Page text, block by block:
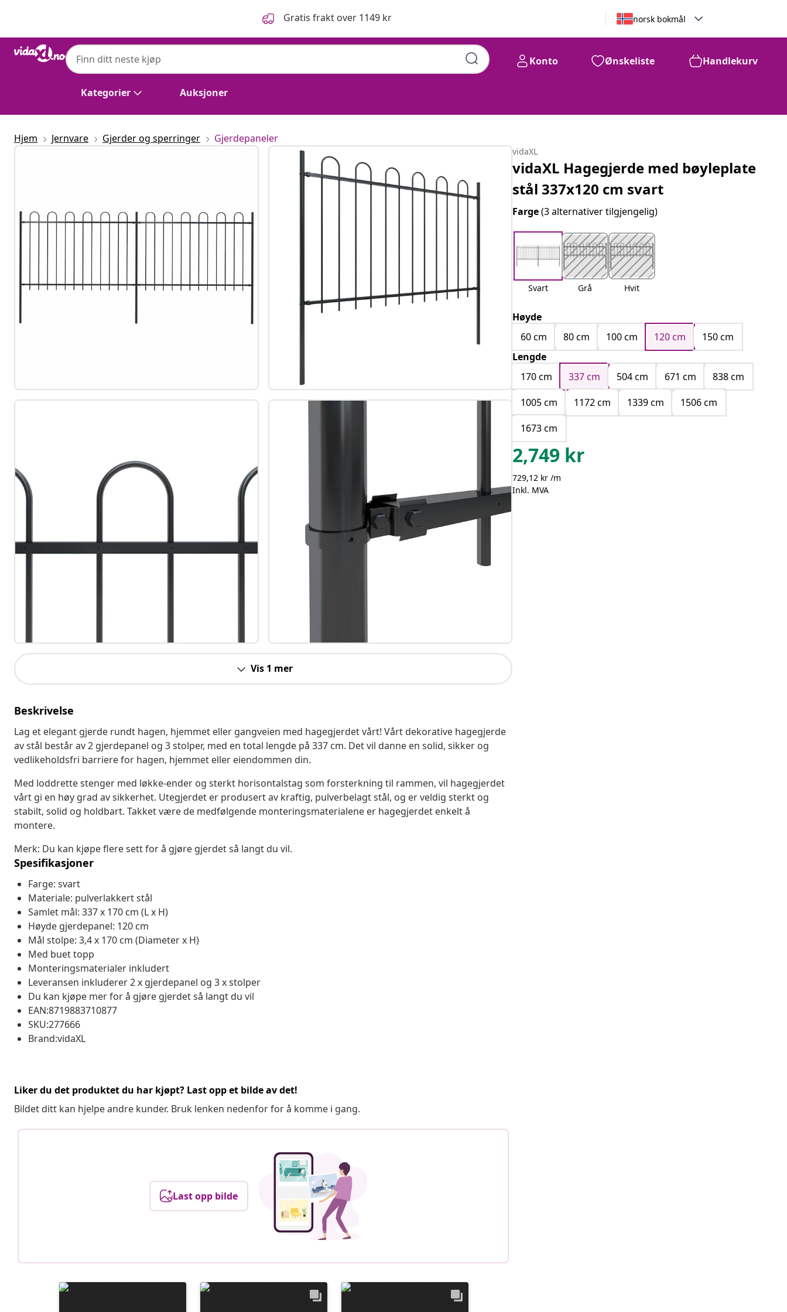
Gratis frakt over 1149 kr norsk bokmål
Kategorier Auksjoner
Konto Ønskeliste Handlekurv
Hjem Jernvare Gjerder og sperringer Gjerdepaneler
Vis 1 mer
Beskrivelse
Lag et elegant gjerde rundt hagen, hjemmet eller gangveien med hagegjerdet vårt! Vårt dekorative hagegjerde
av stål består av 2 gjerdepanel og 3 stolper, med en total lengde på 337 cm. Det vil danne en solid, sikker og
vedlikeholdsfri barriere for hagen, hjemmet eller eiendommen din.
Med loddrette stenger med løkke-ender og sterkt horisontalstag som forsterkning til rammen, vil hagegjerdet
vårt gi en høy grad av sikkerhet. Utegjerdet er produsert av kraftig, pulverbelagt stål, og er veldig sterkt og
stabilt, solid og holdbart. Takket være de medfølgende monteringsmaterialene er hagegjerdet enkelt å
montere.
Merk: Du kan kjøpe flere sett for å gjøre gjerdet så langt du vil.
Spesifikasjoner
Farge: svart
Materiale: pulverlakkert stål
Samlet mål: 337 x 170 cm (L x H)
Høyde gjerdepanel: 120 cm
Mål stolpe: 3,4 x 170 cm (Diameter x H)
Med buet topp
Monteringsmaterialer inkludert
Leveransen inkluderer 2 x gjerdepanel og 3 x stolper
Du kan kjøpe mer for å gjøre gjerdet så langt du vil
EAN:8719883710877
SKU:277666
Brand:vidaXL
Liker du det produktet du har kjøpt? Last opp et bilde av det!
Bildet ditt kan hjelpe andre kunder. Bruk lenken nedenfor for å komme i gang.
Last opp bilde
vidaXL
vidaXL Hagegjerde med bøyleplate
stål 337x120 cm svart
Farge(3 alternativer tilgjengelig)
Svart Grå Hvit
Høyde
60 cm
80 cm 100 cm 120 cm
150 cm
Lengde
170 cm
337 cm 504 cm 671 cm
838 cm
1005 cm
1172 cm 1339 cm
1506 cm
1673 cm
2,749 kr
729,12 kr /m
Inkl. MVA